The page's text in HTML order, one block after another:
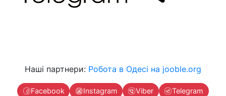
Наші партнери: Робота в Одесі на jooble.org
Facebook Instagram Viber
Telegram